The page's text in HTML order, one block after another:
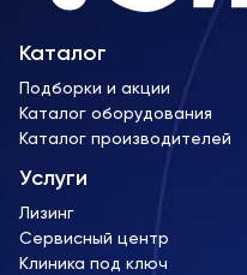
Каталог
Подборки и акции
Каталог оборудования
Каталог производителей
Услуги
Лизинг
Сервисный центр
Клиника под ключ